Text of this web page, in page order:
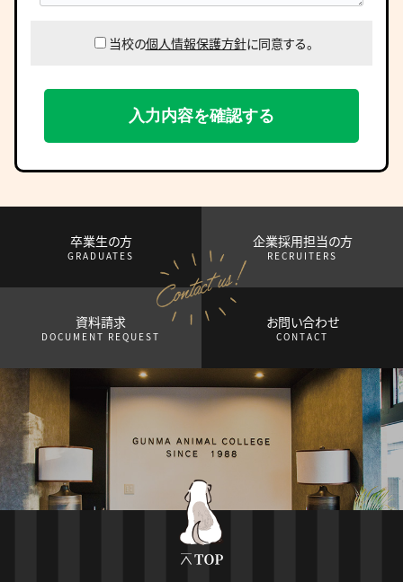
当校の個人情報保護方針に同意する。
卒業生の方
GRADUATES
企業採用担当の方
RECRUITERS
資料請求
DOCUMENT REQUEST
お問い合わせ
CONTACT